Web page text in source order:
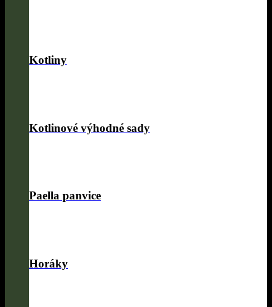
Kotliny
Kotlinové výhodné sady
Paella panvice
Horáky